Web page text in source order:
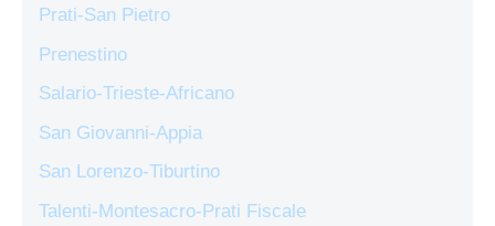
Prati-San Pietro
Prenestino
Salario-Trieste-Africano
San Giovanni-Appia
San Lorenzo-Tiburtino
Talenti-Montesacro-Prati Fiscale